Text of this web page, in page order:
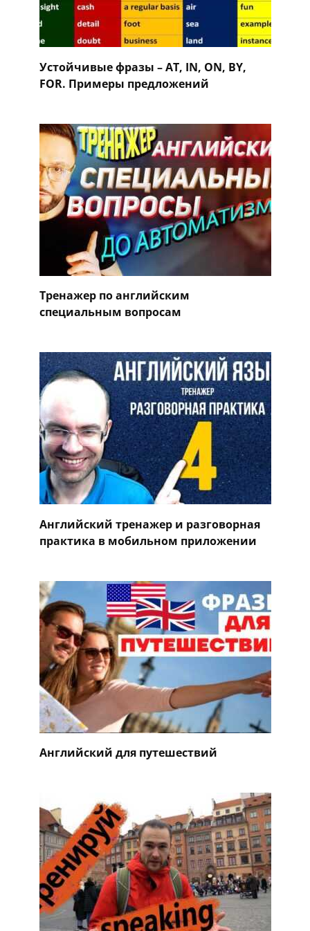
Устойчивые фразы – AT, IN, ON, BY,
FOR. Примеры предложений
Тренажер по английским
специальным вопросам
Английский тренажер и разговорная
практика в мобильном приложении
Английский для путешествий